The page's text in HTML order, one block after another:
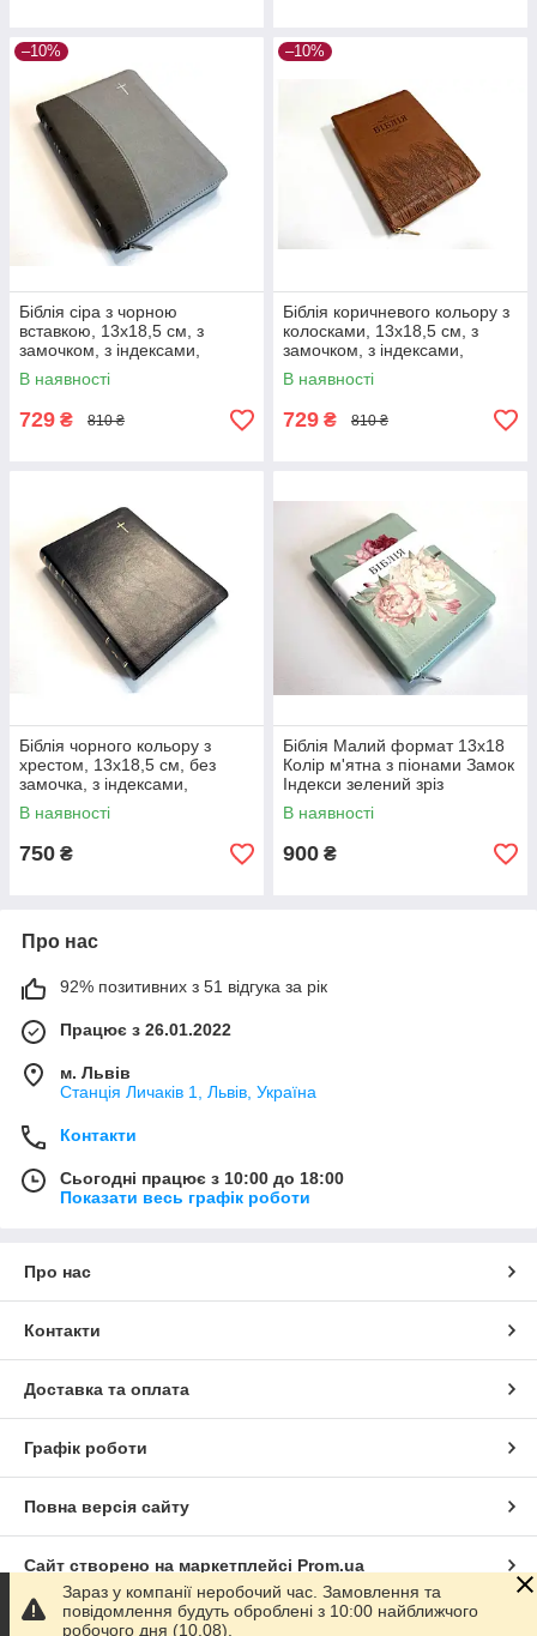
–10%
Біблія сіра з чорною
вставкою, 13х18,5 см, з
замочком, з індексами,
срібний зріз
В наявності
729 ₴ 810 ₴
–10%
Біблія коричневого кольору з
колосками, 13х18,5 см, з
замочком, з індексами,
золотий зріз
В наявності
729 ₴ 810 ₴
Біблія чорного кольору з
хрестом, 13х18,5 см, без
замочка, з індексами,
золотий зріз
В наявності
750 ₴
Біблія Малий формат 13х18
Колір м'ятна з піонами Замок
Індекси зелений зріз
В наявності
900 ₴
Про нас
92% позитивних з 51 відгука за рік
Працює з 26.01.2022
м. Львів
Станція Личаків 1, Львів, Україна
Контакти
Сьогодні працює з 10:00 до 18:00
Показати весь графік роботи
Про нас
Контакти
Доставка та оплата
Графік роботи
Повна версія сайту
Сайт створено на маркетплейсі Prom.ua
Політика конфіденційності
Зараз у компанії неробочий час. Замовлення та
повідомлення будуть оброблені з 10:00 найближчого
робочого дня (10.08).